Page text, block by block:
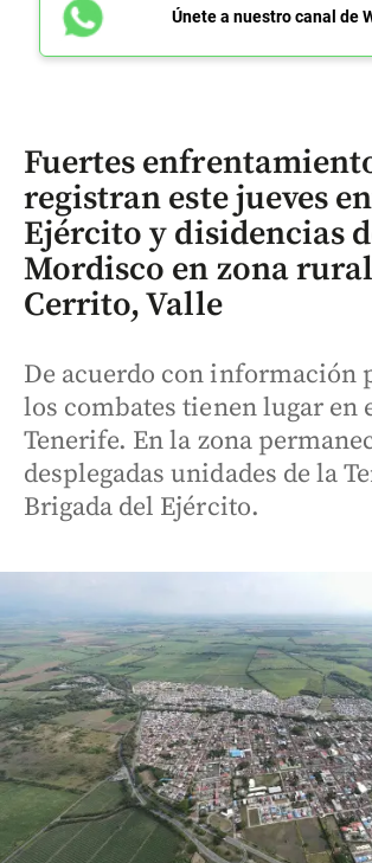
Únete a nuestro canal de
Fuertes
registran este jueves
Ejército y disidencias
Mordisco en zona
Cerrito, Valle
De acuerdo con información
los combates tienen lugar en
Tenerife. En la zona
desplegadas unidades de la
Brigada del Ejército.